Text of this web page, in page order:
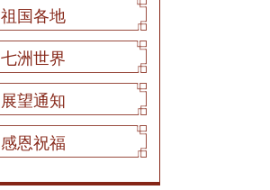
祖国各地
七洲世界
展望通知
感恩祝福